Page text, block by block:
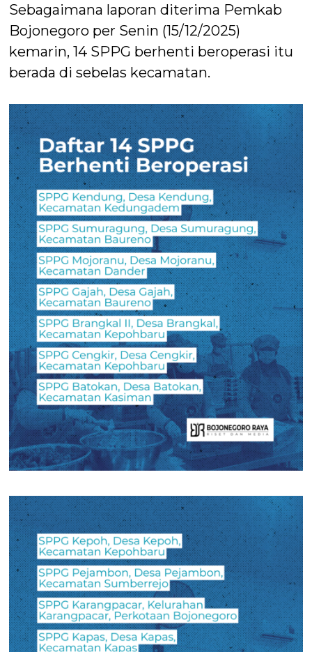
Sebagaimana laporan diterima Pemkab
Bojonegoro per Senin (15/12/2025)
kemarin, 14 SPPG berhenti beroperasi itu
berada di sebelas kecamatan.